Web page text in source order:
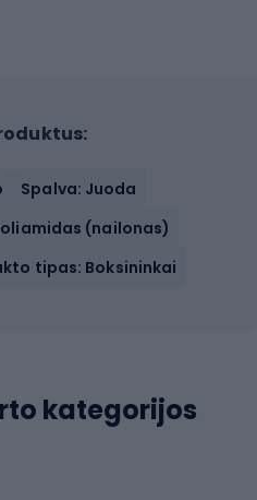
Spalva: Juoda
(nailonas)
tipas: Boksininkai
kategorijos